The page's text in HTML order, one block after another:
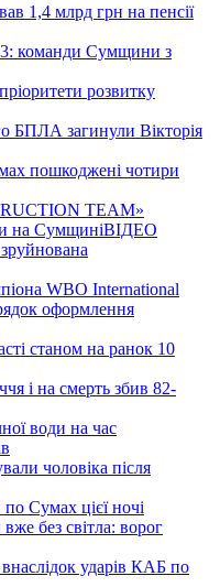
1,4 млрд грн на пенсії
команди Сумщини з
розвитку
БПЛА загинули Вікторія
пошкоджені чотири
TEAM»
на СумщиніВІДЕО
WBO International
оформлення
станом на ранок 10
і на смерть збив 82-
води на час
чоловіка після
Сумах цієї ночі
без світла: ворог
ударів КАБ по